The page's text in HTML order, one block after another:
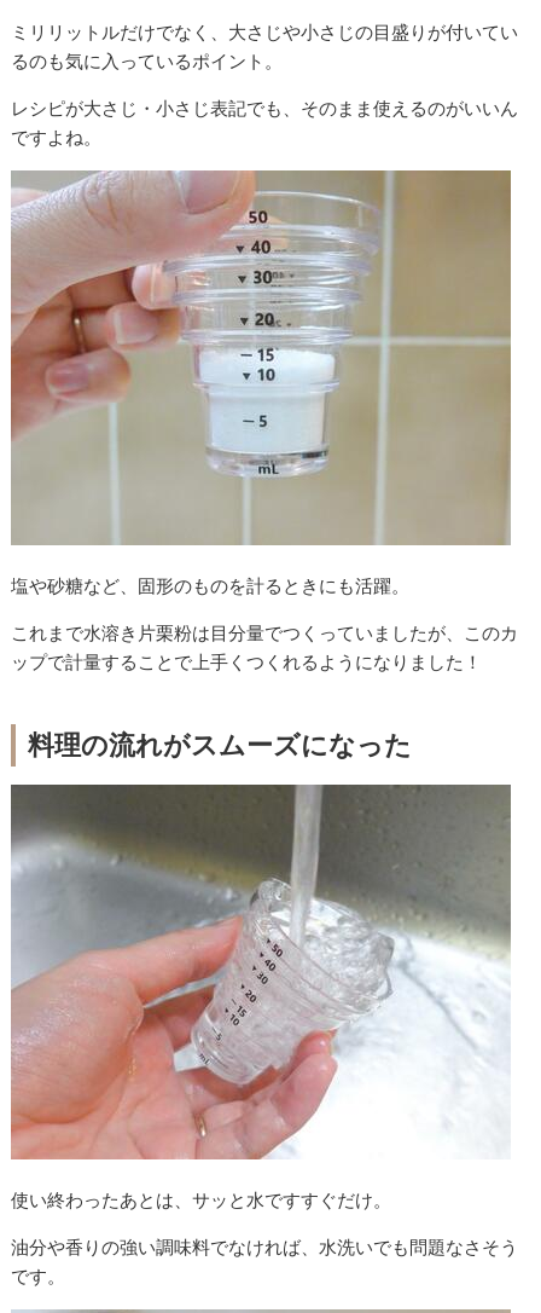
ミリリットルだけでなく、大さじや小さじの目盛りが付いてい
るのも気に入っているポイント。
レシピが大さじ・小さじ表記でも、そのまま使えるのがいいん
ですよね。
塩や砂糖など、固形のものを計るときにも活躍。
これまで水溶き片栗粉は目分量でつくっていましたが、このカ
ップで計量することで上手くつくれるようになりました！
料理の流れがスムーズになった
使い終わったあとは、サッと水ですすぐだけ。
油分や香りの強い調味料でなければ、水洗いでも問題なさそう
です。